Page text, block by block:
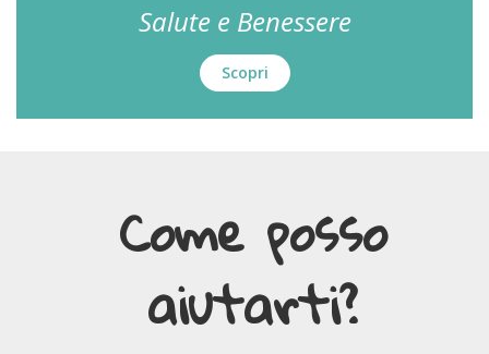
Salute e Benessere
Scopri
Come posso
aiutarti?